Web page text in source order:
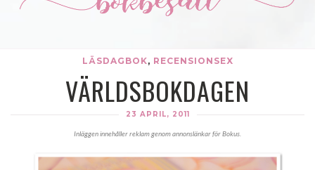
LÄSDAGBOK, RECENSIONSEX
VÄRLDSBOKDAGEN
23 APRIL, 2011
Inläggen innehåller reklam genom annonslänkar för Bokus.